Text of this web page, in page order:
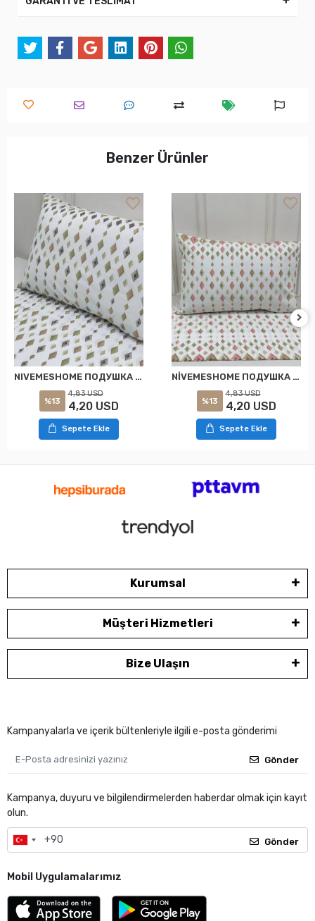
Benzer Ürünler
NIVEMESHOME ПОДУШКА КАЛИНКА В ПАРЕ С КЛАПАНОМ РЕЗЫМЕ ПРЯМОУГОЛЬНАЯ МОДЕЛЬ 50X70
%13
4,83 USD
4,20 USD
Sepete Ekle
NİVEMESHOME ПОДУШКА ДВОЙНОГО РАЗМЕРА С УЗОРОМ В ФОРМЕ ЧЕТЫРЕХУГОЛЬНИКА С ЗАСТЕЖКОЙ 50Х70
%13
4,83 USD
4,20 USD
Sepete Ekle
Kurumsal
Müşteri Hizmetleri
Bize Ulaşın
Kampanyalarla ve içerik bültenleriyle ilgili e-posta gönderimi
Gönder
Kampanya, duyuru ve bilgilendirmelerden haberdar olmak için kayıt
olun.
Gönder
Mobil Uygulamalarımız